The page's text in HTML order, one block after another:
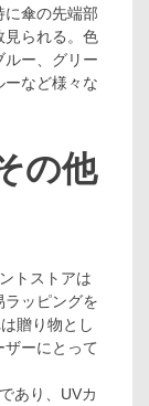
に傘の先端部
見られる。色
ルー、グリー
ーなど様々な
の他
トストアは
ラッピングを
贈り物とし
ーにとって
あり、UVカ